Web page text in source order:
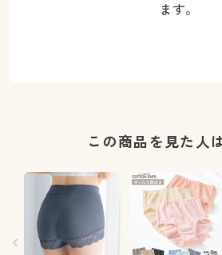
ます。
この商品を見た人